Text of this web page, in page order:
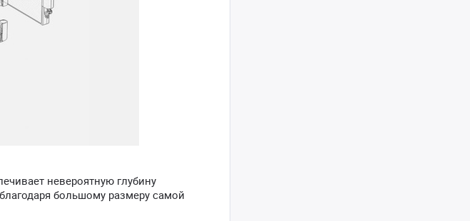
невероятную глубину
большому размеру самой